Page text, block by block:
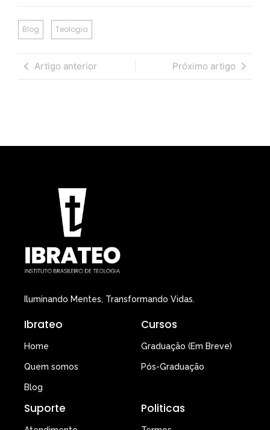
Blog Teologia
Artigo anterior Próximo artigo
Iluminando Mentes, Transformando Vidas.
Ibrateo
Home
Quem somos
Blog
Cursos
Graduação (Em Breve)
Pós-Graduação
Suporte Politicas